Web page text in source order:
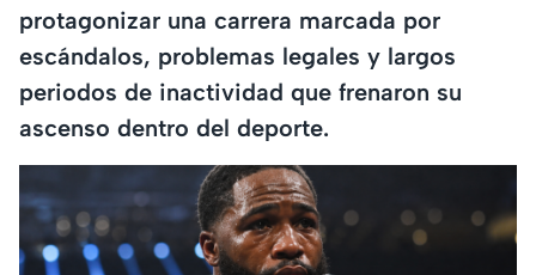
protagonizar una carrera marcada por
escándalos, problemas legales y largos
periodos de inactividad que frenaron su
ascenso dentro del deporte.